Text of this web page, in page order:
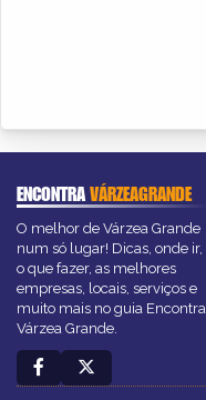
ENCONTRAVÁRZEAGRANDE
O melhor de Várzea Grande
num só lugar! Dicas, onde ir,
o que fazer, as melhores
empresas, locais, serviços e
muito mais no guia Encontra
Várzea Grande.